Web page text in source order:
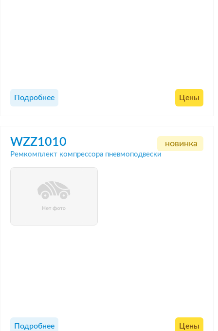
Подробнее Цены
WZZ1010
Ремкомплект компрессора пневмоподвески
новинка
Подробнее Цены